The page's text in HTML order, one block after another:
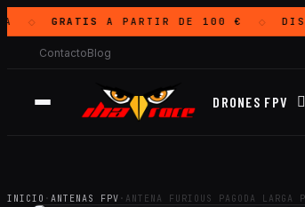
GRATIS A PARTIR DE 100 €
ContactoBlog
DRONES FPV
INICIO · ANTENAS FPV · ANTENA FURIOUS PAGODA LARGA